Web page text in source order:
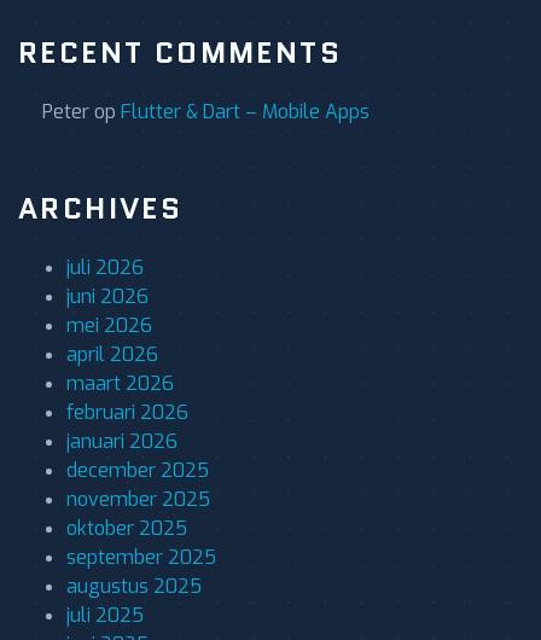
RECENT COMMENTS
Peterop Flutter & Dart – Mobile Apps
ARCHIVES
juli 2026
juni 2026
mei 2026
april 2026
maart 2026
februari 2026
januari 2026
december 2025
november 2025
oktober 2025
september 2025
augustus 2025
juli 2025